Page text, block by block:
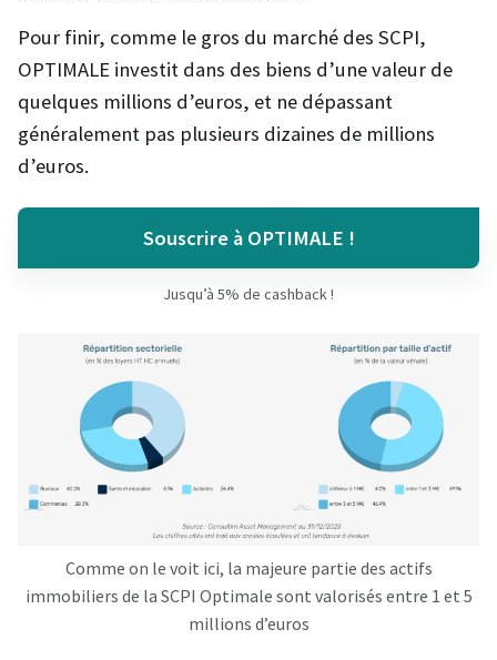
Pour finir, comme le gros du marché des SCPI,
OPTIMALE investit dans des biens d’une valeur de
quelques millions d’euros, et ne dépassant
généralement pas plusieurs dizaines de millions
d’euros.
Souscrire à OPTIMALE !
Jusqu’à 5% de cashback !
Comme on le voit ici, la majeure partie des actifs
immobiliers de la SCPI Optimale sont valorisés entre 1 et 5
millions d’euros